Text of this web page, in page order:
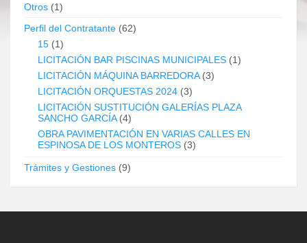
Otros (1)
Perfil del Contratante (62)
15 (1)
LICITACIÓN BAR PISCINAS MUNICIPALES (1)
LICITACIÓN MÁQUINA BARREDORA(3)
LICITACIÓN ORQUESTAS 2024 (3)
LICITACIÓN SUSTITUCIÓN GALERÍAS PLAZA
SANCHO GARCÍA(4)
OBRA PAVIMENTACIÓN EN VARIAS CALLES EN
ESPINOSA DE LOS MONTEROS (3)
Trámites y Gestiones (9)